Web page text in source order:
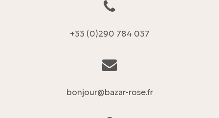
+33 (0)290 784 037
bonjour@bazar-rose.fr